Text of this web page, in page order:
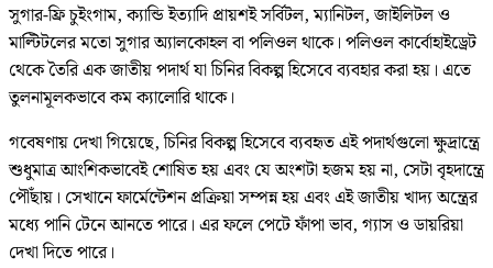
সুগার-ফ্রি চুইংগাম, ক্যান্ডি ইত্যাদি প্রায়শই সর্বিটল, ম্যানিটল, জাইলিটল ও
মাল্টিটলের মতো সুগার অ্যালকোহল বা পলিওল থাকে। পলিওল কার্বোহাইড্রেট
থেকে তৈরি এক জাতীয় পদার্থ যা চিনির বিকল্প হিসেবে ব্যবহার করা হয়। এতে
তুলনামূলকভাবে কম ক্যালোরি থাকে।
গবেষণায় দেখা গিয়েছে, চিনির বিকল্প হিসেবে ব্যবহৃত এই পদার্থগুলো ক্ষুদ্রান্ত্রে
শুধুমাত্র আংশিকভাবেই শোষিত হয় এবং যে অংশটা হজম হয় না, সেটা বৃহদান্ত্রে
পৌঁছায়। সেখানে ফার্মেন্টেশন প্রক্রিয়া সম্পন্ন হয় এবং এই জাতীয় খাদ্য অন্ত্রের
মধ্যে পানি টেনে আনতে পারে। এর ফলে পেটে ফাঁপা ভাব, গ্যাস ও ডায়রিয়া
দেখা দিতে পারে।